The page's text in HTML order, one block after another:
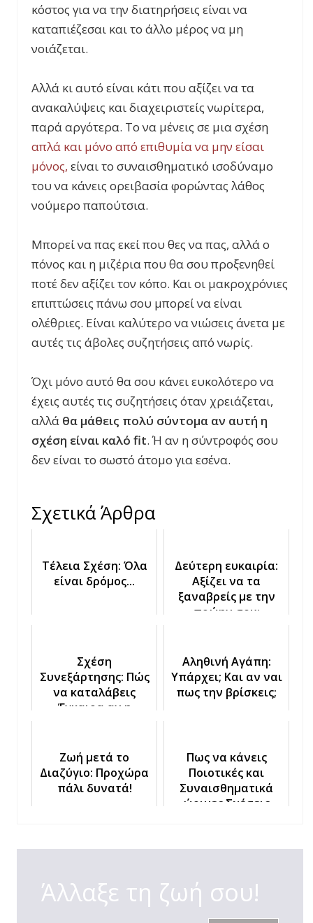
κόστος για να την διατηρήσεις είναι να
καταπιέζεσαι και το άλλο μέρος να μη
νοιάζεται.
Αλλά κι αυτό είναι κάτι που αξίζει να τα
ανακαλύψεις και διαχειριστείς νωρίτερα,
παρά αργότερα. Το να μένεις σε μια σχέση
απλά και μόνο από επιθυμία να μην είσαι
μόνος, είναι το συναισθηματικό ισοδύναμο
του να κάνεις ορειβασία φορώντας λάθος
νούμερο παπούτσια.
Μπορεί να πας εκεί που θες να πας, αλλά ο
πόνος και η μιζέρια που θα σου προξενηθεί
ποτέ δεν αξίζει τον κόπο. Και οι μακροχρόνιες
επιπτώσεις πάνω σου μπορεί να είναι
ολέθριες. Είναι καλύτερο να νιώσεις άνετα με
αυτές τις άβολες συζητήσεις από νωρίς.
Όχι μόνο αυτό θα σου κάνει ευκολότερο να
έχεις αυτές τις συζητήσεις όταν χρειάζεται,
αλλά θα μάθεις πολύ σύντομα αν αυτή η
σχέση είναι καλό fit. Ή αν η σύντροφός σου
δεν είναι το σωστό άτομο για εσένα.
Σχετικά Άρθρα
Τέλεια Σχέση: Όλα
είναι δρόμος...
Δεύτερη ευκαιρία:
Αξίζει να τα
ξαναβρείς με την
πρώην σου;
Σχέση
Συνεξάρτησης: Πώς
να καταλάβεις
Έγκαιρα αν η
Αληθινή Αγάπη:
Υπάρχει; Και αν ναι
πως την βρίσκεις;
Ζωή μετά το
Διαζύγιο: Προχώρα
πάλι δυνατά!
Πως να κάνεις
Ποιοτικές και
Συναισθηματικά
ώριμες Σχέσεις
Άλλαξε τη ζωή σου!